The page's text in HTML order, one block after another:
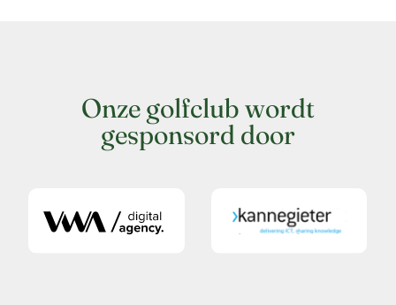
Onze golfclub wordt
gesponsord door